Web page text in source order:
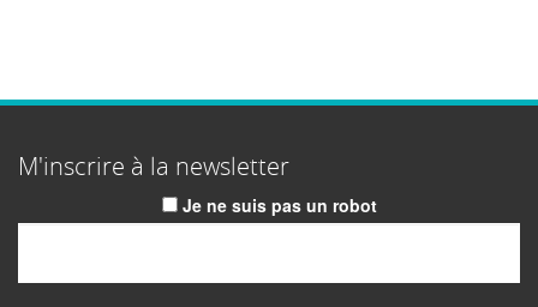
M'inscrire à la newsletter
Je ne suis pas un robot